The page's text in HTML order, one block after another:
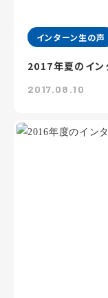
インターン生の声
2017年夏のイン
2017.08.10